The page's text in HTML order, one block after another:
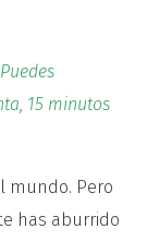
15 minutos
mundo. Pero
has aburrido